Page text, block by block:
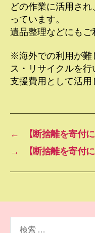
どの作業に活用さ
っています。
遺品整理などにもご
※海外での利用が難
ス・リサイクルを
支援費用として活用
←
【断捨離を寄付
→
【断捨離を寄付